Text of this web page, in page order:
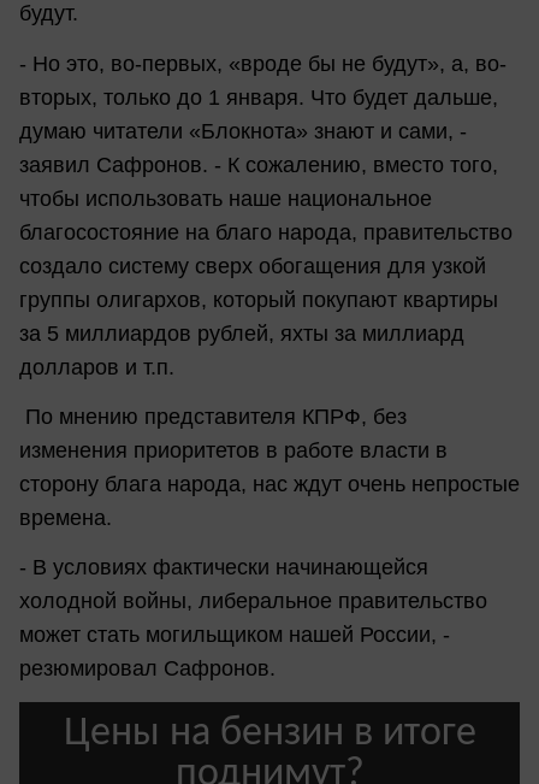
будут.
- Но это, во-первых, «вроде бы не будут», а, во-
вторых, только до 1 января. Что будет дальше,
думаю читатели «Блокнота» знают и сами, -
заявил Сафронов. - К сожалению, вместо того,
чтобы использовать наше национальное
благосостояние на благо народа, правительство
создало систему сверх обогащения для узкой
группы олигархов, который покупают квартиры
за 5 миллиардов рублей, яхты за миллиард
долларов и т.п.
По мнению представителя КПРФ, без
изменения приоритетов в работе власти в
сторону блага народа, нас ждут очень непростые
времена.
- В условиях фактически начинающейся
холодной войны, либеральное правительство
может стать могильщиком нашей России, -
резюмировал Сафронов.